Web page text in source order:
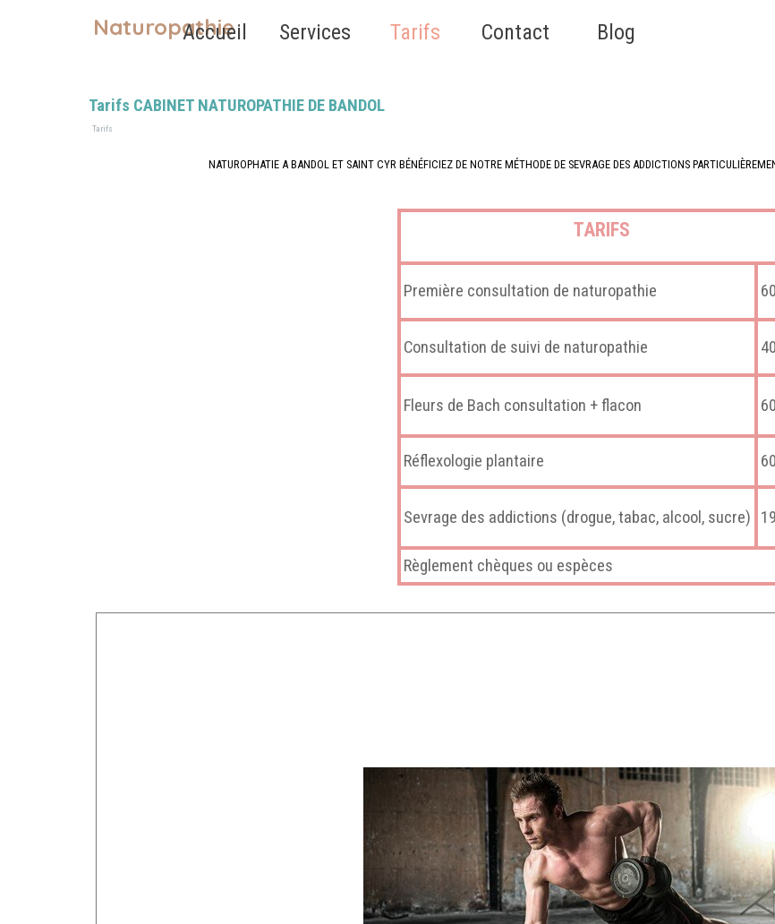
Naturopathie Sauter le menu
Accueil Services ▼
Tarifs ▼
Contact ▼
Blog
Tarifs CABINET NATUROPATHIE DE BANDOL
Tarifs
NATUROPHATIE A BANDOL ET SAINT CYR BÉNÉFICIEZ DE NOTRE MÉTHODE DE SEVRAGE DES ADDICTIONS
TARIFS
Première consultation de naturopathie
Consultation de suivi de naturopathie
Fleurs de Bach consultation + flacon 60
Réflexologie plantaire
Sevrage des addictions (drogue, tabac, alcool, sucre)
Règlement chèques ou espèces